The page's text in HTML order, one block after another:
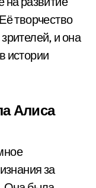
творчество
и она
истории
Алиса
за